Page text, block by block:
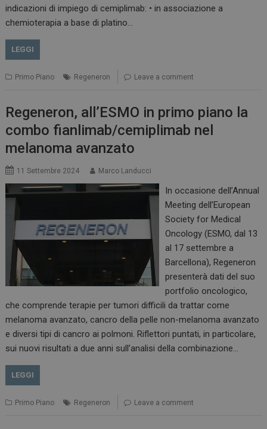
indicazioni di impiego di cemiplimab: • in associazione a
chemioterapia a base di platino…
LEGGI
Primo Piano Regeneron Leave a comment
Regeneron, all’ESMO in primo piano la
combo fianlimab/cemiplimab nel
melanoma avanzato
11 Settembre 2024 Marco Landucci
In occasione dell’Annual
Meeting dell’European
Society for Medical
Oncology (ESMO, dal 13
al 17 settembre a
Barcellona), Regeneron
presenterà dati del suo
portfolio oncologico,
che comprende terapie per tumori difficili da trattar come
melanoma avanzato, cancro della pelle non-melanoma avanzato
e diversi tipi di cancro ai polmoni. Riflettori puntati, in particolare,
sui nuovi risultati a due anni sull’analisi della combinazione…
LEGGI
Primo Piano Regeneron Leave a comment
I cookie necessari contribuiscono a rendere fruibile il
protette del sito. Il sito web non è in grado di
funzionare correttamente senza questi cookie.
NOME
FORNITORE / DOMINIO
_ga
Google LLC